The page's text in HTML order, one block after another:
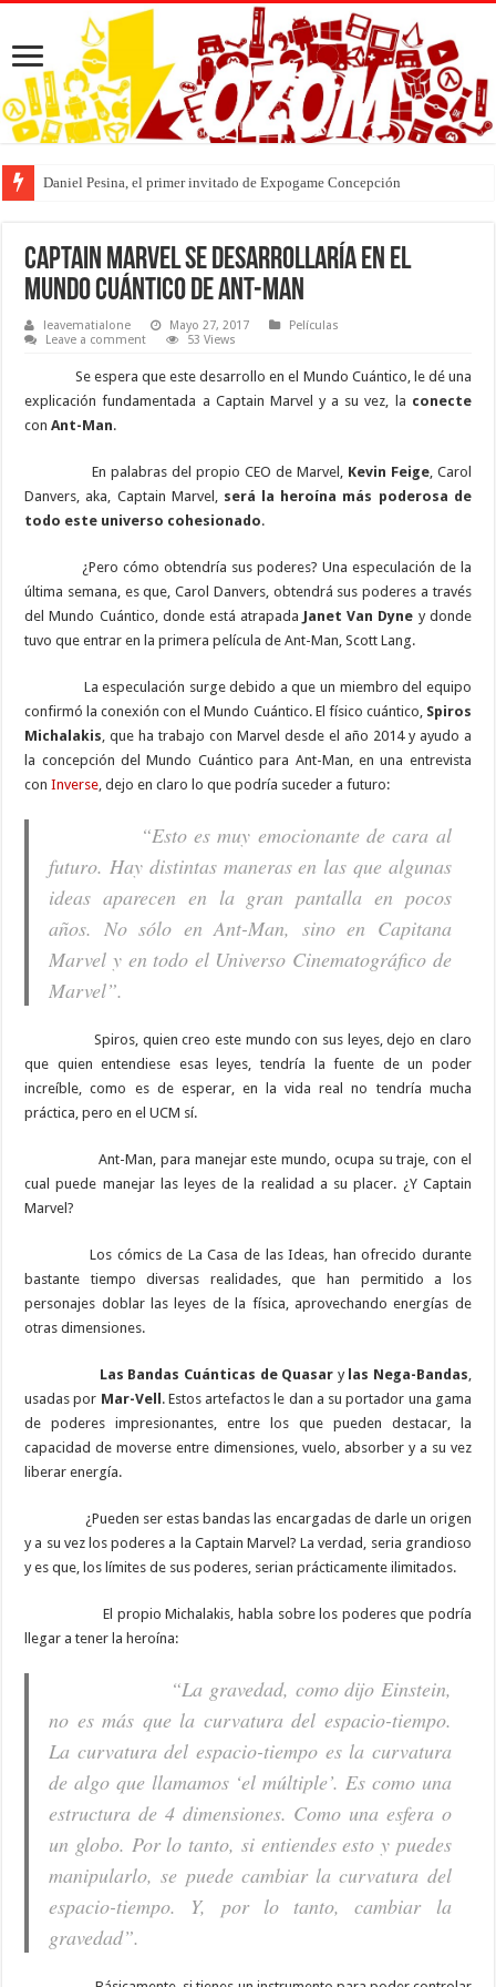
Daniel Pesina, el primer invitado de Expogame Concepción
Captain Marvel se desarrollaría en el
Mundo Cuántico de Ant-Man
leavematialone Mayo 27, 2017
Películas
Leave a comment
53 Views
Se espera que este desarrollo en el Mundo Cuántico, le dé una
explicación fundamentada a Captain Marvel y a su vez, la conecte
conAnt-Man.
En palabras del propio CEO de Marvel, Kevin Feige, Carol
Danvers, aka, Captain Marvel, será la heroína más poderosa de
todo este universo cohesionado.
¿Pero cómo obtendría sus poderes? Una especulación de la
última semana, es que, Carol Danvers, obtendrá sus poderes a través
del Mundo Cuántico, donde está atrapada Janet Van Dyne y donde
tuvo que entrar en la primera película de Ant-Man, Scott Lang.
La especulación surge debido a que un miembro del equipo
confirmó la conexión con el Mundo Cuántico. El físico cuántico, Spiros
Michalakis, que ha trabajo con Marvel desde el año 2014 y ayudo a
la concepción del Mundo Cuántico para Ant-Man, en una entrevista
conInverse, dejo en claro lo que podría suceder a futuro:
“Esto es muy emocionante de cara al
futuro. Hay distintas maneras en las que algunas
ideas aparecen en la gran pantalla en pocos
años. No sólo en Ant-Man, sino en Capitana
Marvel y en todo el Universo Cinematográfico de
Marvel”.
Spiros, quien creo este mundo con sus leyes, dejo en claro
que quien entendiese esas leyes, tendría la fuente de un poder
increíble, como es de esperar, en la vida real no tendría mucha
práctica, pero en el UCM sí.
Ant-Man, para manejar este mundo, ocupa su traje, con el
cual puede manejar las leyes de la realidad a su placer. ¿Y Captain
Marvel?
Los cómics de La Casa de las Ideas, han ofrecido durante
bastante tiempo diversas realidades, que han permitido a los
personajes doblar las leyes de la física, aprovechando energías de
otras dimensiones.
Las Bandas Cuánticas de Quasar y las Nega-Bandas,
usadas por Mar-Vell . Estos artefactos le dan a su portador una gama
de poderes impresionantes, entre los que pueden destacar, la
capacidad de moverse entre dimensiones, vuelo, absorber y a su vez
liberar energía.
¿Pueden ser estas bandas las encargadas de darle un origen
y a su vez los poderes a la Captain Marvel? La verdad, seria grandioso
y es que, los límites de sus poderes, serian prácticamente ilimitados.
El propio Michalakis, habla sobre los poderes que podría
llegar a tener la heroína:
“La gravedad, como dijo Einstein,
no es más que la curvatura del espacio-tiempo.
La curvatura del espacio-tiempo es la curvatura
de algo que llamamos ‘el múltiple’. Es como una
estructura de 4 dimensiones. Como una esfera o
un globo. Por lo tanto, si entiendes esto y puedes
manipularlo, se puede cambiar la curvatura del
espacio-tiempo. Y, por lo tanto, cambiar la
gravedad”.